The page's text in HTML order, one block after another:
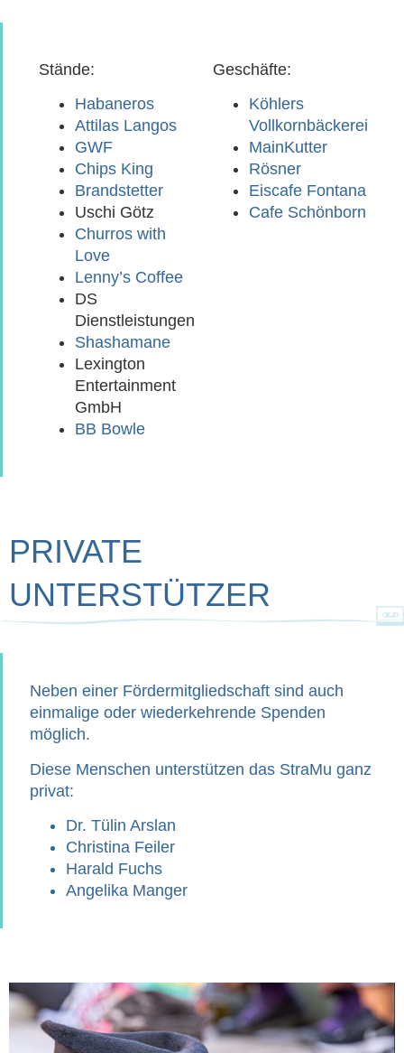
Stände:
Habaneros
Attilas Langos
GWF
Chips King
Brandstetter
Uschi Götz
Churros with
Love
Lenny’s Coffee
DS
Dienstleistungen
Shashamane
Lexington
Entertainment
GmbH
BB Bowle
Geschäfte:
Köhlers
Vollkornbäckerei
MainKutter
Rösner
Eiscafe Fontana
Cafe Schönborn
PRIVATE
UNTERSTÜTZER
Neben einer Fördermitgliedschaft sind auch
einmalige oder wiederkehrende Spenden
möglich.
Diese Menschen unterstützen das StraMu ganz
privat:
Dr. Tülin Arslan
Christina Feiler
Harald Fuchs
Angelika Manger